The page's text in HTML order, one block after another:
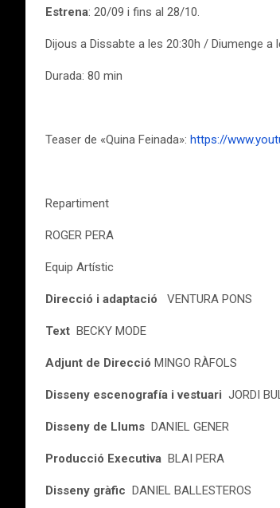
Estrena: 20/09 i fins al 28/10.
Dijous a Dissabte a les 20:30h / Diumenge a
Durada: 80 min
Teaser de «Quina Feinada»: https://
Repartiment
ROGER PERA
Equip Artístic
Direcció i adaptació VENTURA PONS
Text BECKY MODE
Adjunt de Direcció MINGO RÀFOLS
Disseny escenografía i vestuari JORDI
Disseny de Llums DANIEL GENER
Producció Executiva BLAI PERA
Disseny gràfic DANIEL BALLESTEROS